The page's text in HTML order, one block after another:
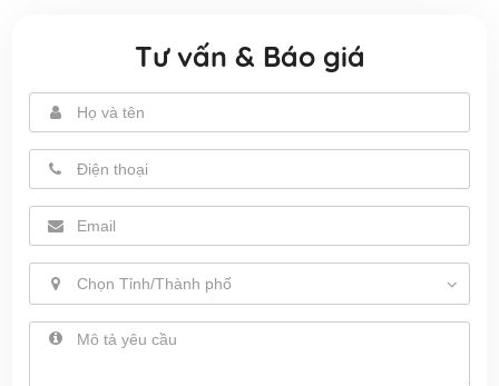
Tư vấn & Báo giá
Chọn Tỉnh/Thành phố